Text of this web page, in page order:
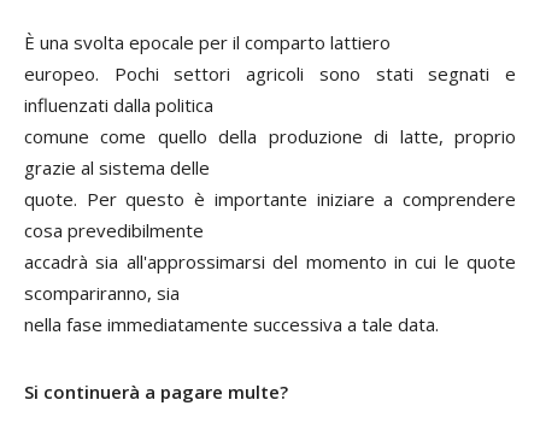
È una svolta epocale per il comparto lattiero
europeo. Pochi settori agricoli sono stati segnati e
influenzati dalla politica
comune come quello della produzione di latte, proprio
grazie al sistema delle
quote. Per questo è importante iniziare a comprendere
cosa prevedibilmente
accadrà sia all'approssimarsi del momento in cui le quote
scompariranno, sia
nella fase immediatamente successiva a tale data.
Si continuerà a pagare multe?